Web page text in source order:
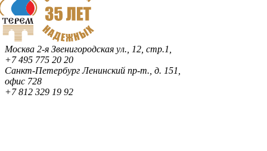
Москва 2-я Звенигородская ул., 12, стр.1,
+7 495 775 20 20
Санкт-ПетербургЛенинский пр-т., д. 151,
офис 728
+7 812 329 19 92